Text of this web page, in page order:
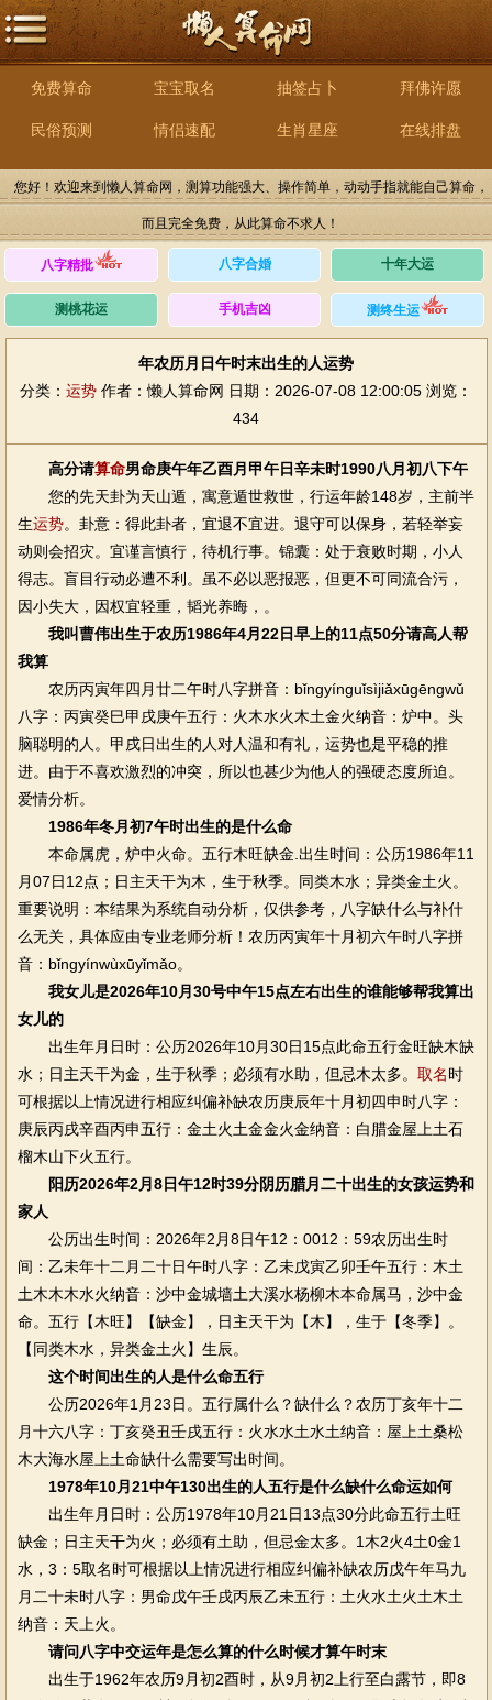
免费算命 宝宝取名 抽签占卜 拜佛许愿
民俗预测 情侣速配 生肖星座 在线排盘
您好！欢迎来到懒人算命网，测算功能强大、操作简单，动动手指就能自己算命，
而且完全免费，从此算命不求人！
八字精批 八字合婚 十年大运
测桃花运 手机吉凶 测终生运
年农历月日午时末出生的人运势
分类： 运势 作者：懒人算命网 日期：2026-07-08 12:00:05 浏览：
434
高分请算命男命庚午年乙酉月甲午日辛未时1990八月初八下午
您的先天卦为天山遁，寓意遁世救世，行运年龄148岁，主前半
生运势。卦意：得此卦者，宜退不宜进。退守可以保身，若轻举妄
动则会招灾。宜谨言慎行，待机行事。锦囊：处于衰败时期，小人
得志。盲目行动必遭不利。虽不必以恶报恶，但更不可同流合污，
因小失大，因权宜轻重，韬光养晦，。
我叫曹伟出生于农历1986年4月22日早上的11点50分请高人帮
我算
农历丙寅年四月廿二午时八字拼音：bǐngyínguǐsìjiǎxūgēngwǔ
八字：丙寅癸巳甲戌庚午五行：火木水火木土金火纳音：炉中。头
脑聪明的人。甲戌日出生的人对人温和有礼，运势也是平稳的推
进。由于不喜欢激烈的冲突，所以也甚少为他人的强硬态度所迫。
爱情分析。
1986年冬月初7午时出生的是什么命
本命属虎，炉中火命。五行木旺缺金.出生时间：公历1986年11
月07日12点；日主天干为木，生于秋季。同类木水；异类金土火。
重要说明：本结果为系统自动分析，仅供参考，八字缺什么与补什
么无关，具体应由专业老师分析！农历丙寅年十月初六午时八字拼
音：bǐngyínwùxūyǐmǎo。
我女儿是2026年10月30号中午15点左右出生的谁能够帮我算出
女儿的
出生年月日时：公历2026年10月30日15点此命五行金旺缺木缺
水；日主天干为金，生于秋季；必须有水助，但忌木太多。 取名时
可根据以上情况进行相应纠偏补缺农历庚辰年十月初四申时八字：
庚辰丙戌辛酉丙申五行：金土火土金金火金纳音：白腊金屋上土石
榴木山下火五行。
阳历2026年2月8日午12时39分阴历腊月二十出生的女孩运势和
家人
公历出生时间：2026年2月8日午12：0012：59农历出生时
间：乙未年十二月二十日午时八字：乙未戊寅乙卯壬午五行：木土
土木木木水火纳音：沙中金城墙土大溪水杨柳木本命属马，沙中金
命。五行【木旺】【缺金】，日主天干为【木】，生于【冬季】。
【同类木水，异类金土火】生辰。
这个时间出生的人是什么命五行
公历2026年1月23日。五行属什么？缺什么？农历丁亥年十二
月十六八字：丁亥癸丑壬戌五行：火水水土水土纳音：屋上土桑松
木大海水屋上土命缺什么需要写出时间。
1978年10月21中午130出生的人五行是什么缺什么命运如何
出生年月日时：公历1978年10月21日13点30分此命五行土旺
缺金；日主天干为火；必须有土助，但忌金太多。1木2火4土0金1
水，3：5取名时可根据以上情况进行相应纠偏补缺农历戊午年马九
月二十未时八字：男命戊午壬戌丙辰乙未五行：土火水土火土木土
纳音：天上火。
请问八字中交运年是怎么算的什么时候才算午时末
出生于1962年农历9月初2酉时，从9月初2上行至白露节，即8